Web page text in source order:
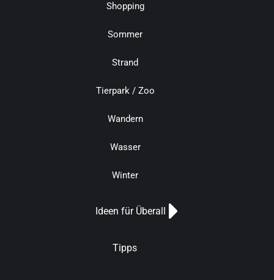
Shopping
Sommer
Strand
Tierpark / Zoo
Wandern
Wasser
Winter
Ideen für Überall
Tipps